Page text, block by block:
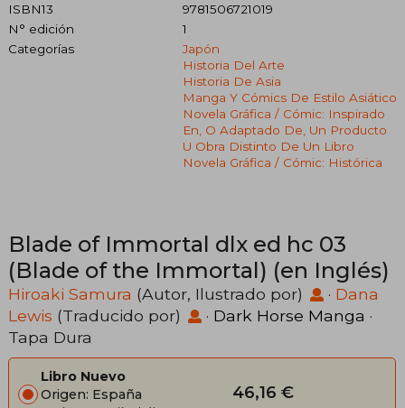
ISBN13
9781506721019
N° edición
1
Categorías
Japón
Historia Del Arte
Historia De Asia
Manga Y Cómics De Estilo Asiático
Novela Gráfica / Cómic: Inspirado
En, O Adaptado De, Un Producto
U Obra Distinto De Un Libro
Novela Gráfica / Cómic: Histórica
Blade of Immortal dlx ed hc 03
(Blade of the Immortal) (en Inglés)
Hiroaki Samura (Autor, Ilustrado por) · Dana
Lewis (Traducido por) · Dark Horse Manga ·
Tapa Dura
Libro Nuevo
Origen: España
46,16 €